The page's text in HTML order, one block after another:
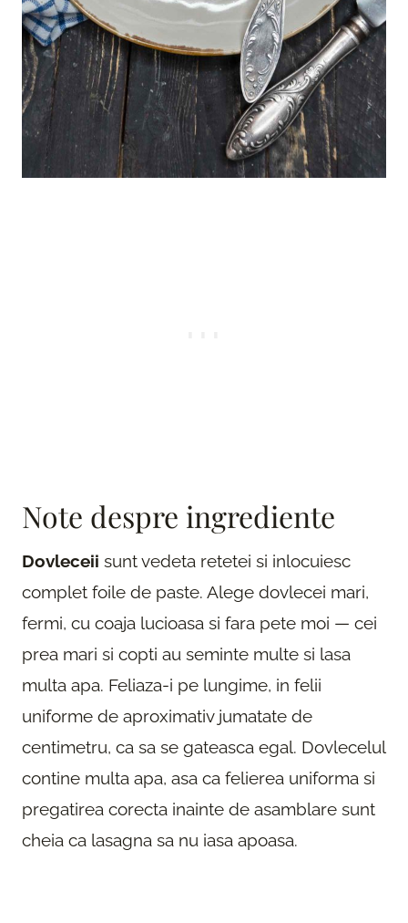
Note despre ingrediente
Dovleceii sunt vedeta retetei si inlocuiesc
complet foile de paste. Alege dovlecei mari,
fermi, cu coaja lucioasa si fara pete moi — cei
prea mari si copti au seminte multe si lasa
multa apa. Feliaza-i pe lungime, in felii
uniforme de aproximativ jumatate de
centimetru, ca sa se gateasca egal. Dovlecelul
contine multa apa, asa ca felierea uniforma si
pregatirea corecta inainte de asamblare sunt
cheia ca lasagna sa nu iasa apoasa.